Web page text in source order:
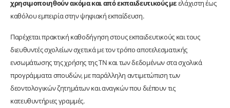
χρησιμοποιηθούν ακόμα και από εκπαιδευτικούς μεελάχιστη έως
καθόλου εμπειρία στην ψηφιακή εκπαίδευση.
Παρέχεται πρακτική καθοδήγηση στους εκπαιδευτικούς και τους
διευθυντές σχολείων σχετικά με τον τρόπο αποτελεσματικής
ενσωμάτωσης της χρήσης της ΤΝ και των δεδομένων στα σχολικά
προγράμματα σπουδών, με παράλληλη αντιμετώπιση των
δεοντολογικών ζητημάτων και αναγκών που διέπουν τις
κατευθυντήριες γραμμές.